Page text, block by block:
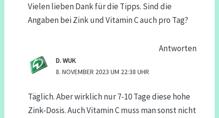
Vielen lieben Dank für die Tipps. Sind die
Angaben bei Zink und Vitamin C auch pro Tag?
Antworten
D. WUK
8. NOVEMBER 2023 UM 22:38 UHR
Täglich. Aber wirklich nur 7-10 Tage diese hohe
Zink-Dosis. Auch Vitamin C muss man sonst nicht